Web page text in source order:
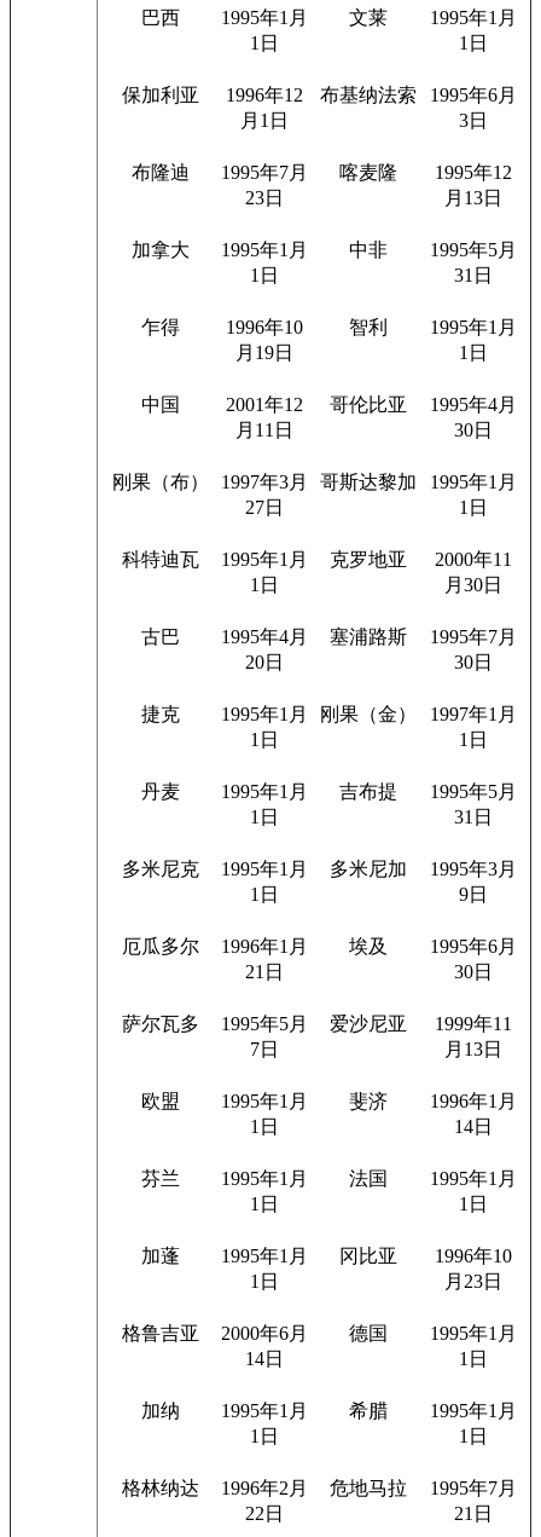
巴西
1995年1月
1日
文莱
1995年1月
1日
保加利亚
1996年12
月1日
布基纳法索
1995年6月
3日
布隆迪
1995年7月
23日
喀麦隆
1995年12
月13日
加拿大
1995年1月
1日
中非
1995年5月
31日
乍得
1996年10
月19日
智利
1995年1月
1日
中国
2001年12
月11日
哥伦比亚
1995年4月
30日
刚果（布）
1997年3月
27日
哥斯达黎加
1995年1月
1日
科特迪瓦
1995年1月
1日
克罗地亚
2000年11
月30日
古巴
1995年4月
20日
塞浦路斯
1995年7月
30日
捷克
1995年1月
1日
刚果（金）
1997年1月
1日
丹麦
1995年1月
1日
吉布提
1995年5月
31日
多米尼克
1995年1月
1日
多米尼加
1995年3月
9日
厄瓜多尔
1996年1月
21日
埃及
1995年6月
30日
萨尔瓦多
1995年5月
7日
爱沙尼亚
1999年11
月13日
欧盟
1995年1月
1日
斐济
1996年1月
14日
芬兰
1995年1月
1日
法国
1995年1月
1日
加蓬
1995年1月
1日
冈比亚
1996年10
月23日
格鲁吉亚
2000年6月
14日
德国
1995年1月
1日
加纳
1995年1月
1日
希腊
1995年1月
1日
格林纳达
1996年2月
22日
危地马拉
1995年7月
21日